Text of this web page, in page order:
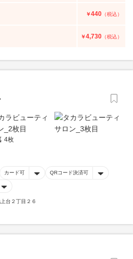
￥440 （税込）
￥4,730 （税込）
4枚
カード可 QRコード決済可
台２丁目２６